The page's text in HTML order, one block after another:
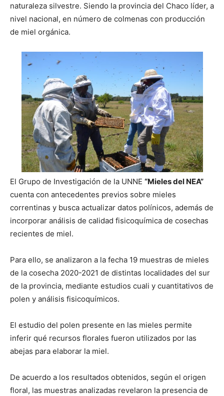
naturaleza silvestre. Siendo la provincia del Chaco líder, a
nivel nacional, en número de colmenas con producción
de miel orgánica.
El Grupo de Investigación de la UNNE “Mieles del NEA”
cuenta con antecedentes previos sobre mieles
correntinas y busca actualizar datos polínicos, además de
incorporar análisis de calidad fisicoquímica de cosechas
recientes de miel.
Para ello, se analizaron a la fecha 19 muestras de mieles
de la cosecha 2020-2021 de distintas localidades del sur
de la provincia, mediante estudios cuali y cuantitativos de
polen y análisis fisicoquímicos.
El estudio del polen presente en las mieles permite
inferir qué recursos florales fueron utilizados por las
abejas para elaborar la miel.
De acuerdo a los resultados obtenidos, según el origen
floral, las muestras analizadas revelaron la presencia de